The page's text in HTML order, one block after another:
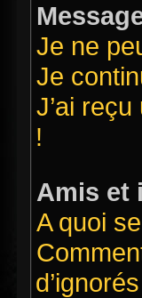
Je ne
Je
J’ai
!
Amis et
A quoi